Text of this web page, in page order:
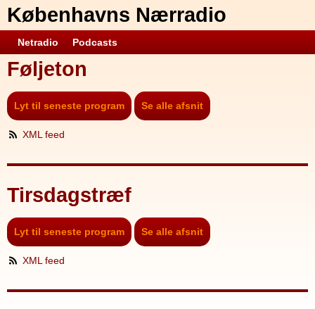
Københavns Nærradio
Netradio Podcasts
Føljeton
Lyt til seneste program Se alle afsnit
XML feed
Tirsdagstræf
Lyt til seneste program Se alle afsnit
XML feed